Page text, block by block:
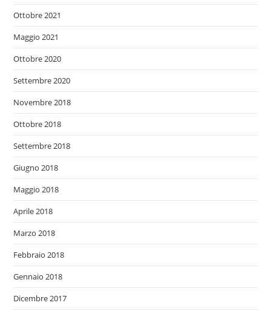
Ottobre 2021
Maggio 2021
Ottobre 2020
Settembre 2020
Novembre 2018
Ottobre 2018
Settembre 2018
Giugno 2018
Maggio 2018
Aprile 2018
Marzo 2018
Febbraio 2018
Gennaio 2018
Dicembre 2017